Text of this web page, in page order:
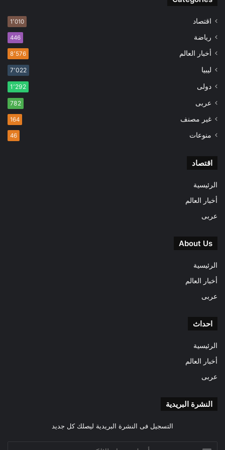
اقتصاد 1٬010
رياضة 446
أخبار العالم 8٬576
ليبيا 7٬022
دولى 1٬292
عربى 782
غير مصنف 164
منوعات 46
اقتصاد
الرئيسية
أخبار العالم
عربى
About Us
الرئيسية
أخبار العالم
عربى
احداث
الرئيسية
أخبار العالم
عربى
النشرة البريدية
التسجيل فى النشرة البريدية ليصلك كل جديد